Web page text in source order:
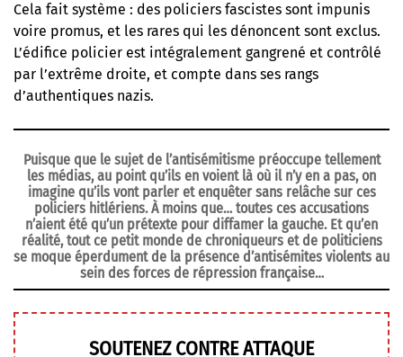
Cela fait système : des policiers fascistes sont impunis
voire promus, et les rares qui les dénoncent sont exclus.
L’édifice policier est intégralement gangrené et contrôlé
par l’extrême droite, et compte dans ses rangs
d’authentiques nazis.
Puisque que le sujet de l’antisémitisme préoccupe tellement
les médias, au point qu’ils en voient là où il n’y en a pas, on
imagine qu’ils vont parler et enquêter sans relâche sur ces
policiers hitlériens. À moins que… toutes ces accusations
n’aient été qu’un prétexte pour diffamer la gauche. Et qu’en
réalité, tout ce petit monde de chroniqueurs et de politiciens
se moque éperdument de la présence d’antisémites violents au
sein des forces de répression française…
SOUTENEZ CONTRE ATTAQUE